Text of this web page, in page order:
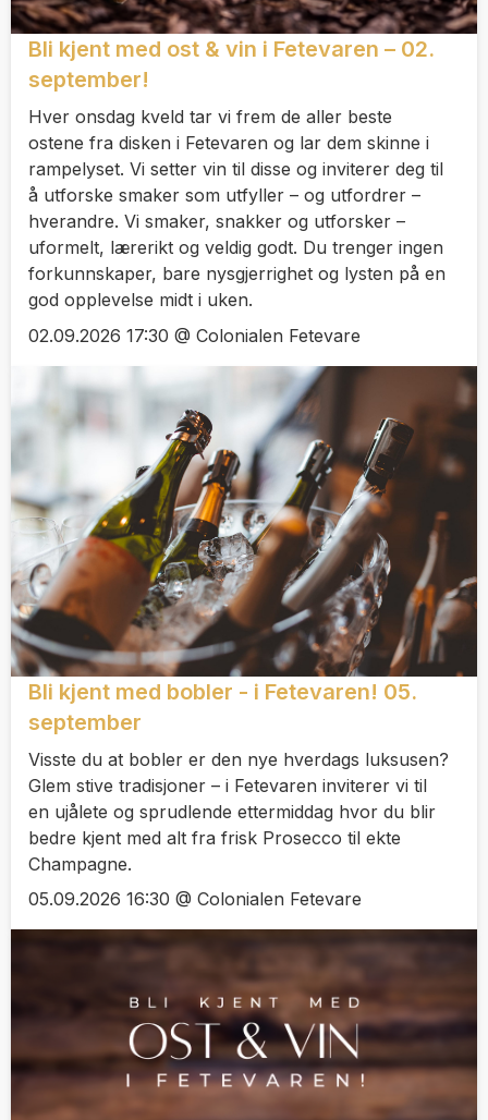
Bli kjent med ost & vin i Fetevaren – 02.
september!
Hver onsdag kveld tar vi frem de aller beste
ostene fra disken i Fetevaren og lar dem skinne i
rampelyset. Vi setter vin til disse og inviterer deg til
å utforske smaker som utfyller – og utfordrer –
hverandre. Vi smaker, snakker og utforsker –
uformelt, lærerikt og veldig godt. Du trenger ingen
forkunnskaper, bare nysgjerrighet og lysten på en
god opplevelse midt i uken.
02.09.2026 17:30 @ Colonialen Fetevare
Bli kjent med bobler - i Fetevaren! 05.
september
Visste du at bobler er den nye hverdags luksusen?
Glem stive tradisjoner – i Fetevaren inviterer vi til
en ujålete og sprudlende ettermiddag hvor du blir
bedre kjent med alt fra frisk Prosecco til ekte
Champagne.
05.09.2026 16:30 @ Colonialen Fetevare